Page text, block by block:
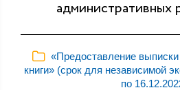
административных
«Предоставление выписки
книги» (срок для независимой
по